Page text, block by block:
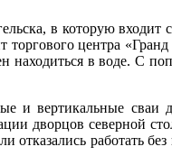
в которую входит
центра
в воде. С
и вертикальные сваи
дворцов северной
работать